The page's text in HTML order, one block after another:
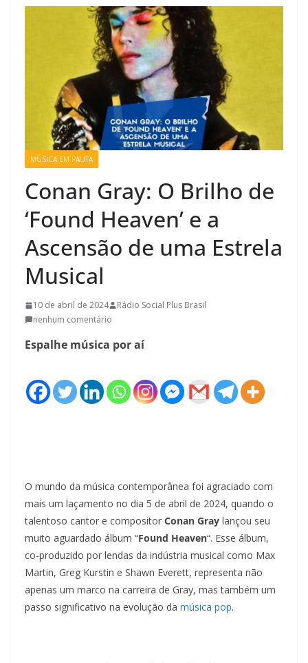
MÚSICA EM PAUTA
Conan Gray: O Brilho de
‘Found Heaven’ e a
Ascensão de uma Estrela
Musical
10 de abril de 2024
Rádio Social Plus Brasil
nenhum comentário
Espalhe música por aí
O mundo da música contemporânea foi agraciado com
mais um laçamento no dia 5 de abril de 2024, quando o
talentoso cantor e compositor Conan Gray lançou seu
muito aguardado álbum “Found Heaven“. Esse álbum,
co-produzido por lendas da indústria musical como Max
Martin, Greg Kurstin e Shawn Everett, representa não
apenas um marco na carreira de Gray, mas também um
passo significativo na evolução da música pop.